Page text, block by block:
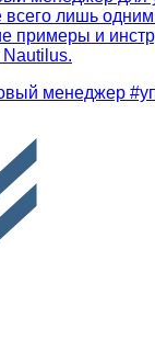
всего лишь
примеры и
Nautilus.
менеджер